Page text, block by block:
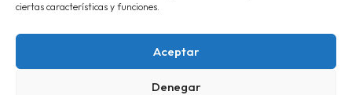
ciertas características y funciones.
Aceptar
Denegar